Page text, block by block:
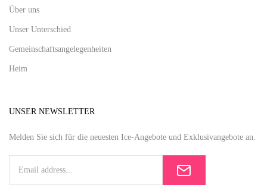
Über uns
Unser Unterschied
Gemeinschaftsangelegenheiten
Heim
UNSER NEWSLETTER
Melden Sie sich für die neuesten Ice-Angebote und Exklusivangebote an.